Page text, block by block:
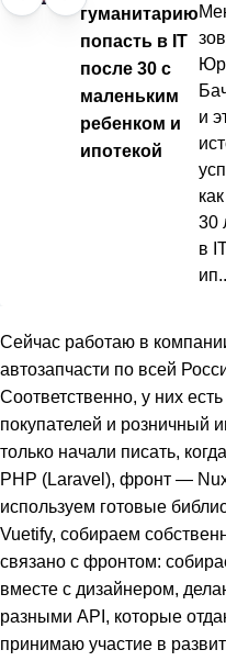
гуманитарию
попасть в IT
после 30 с
маленьким
ребенком и
ипотекой
и
30
в
Сейчас работаю в
автозапчасти по всей
Соответственно, у них
покупателей и розничный
только начали писать,
PHP (Laravel), фронт —
используем готовые
Vuetify, собираем
связано с фронтом:
вместе с дизайнером,
разными API, которые
принимаю участие в